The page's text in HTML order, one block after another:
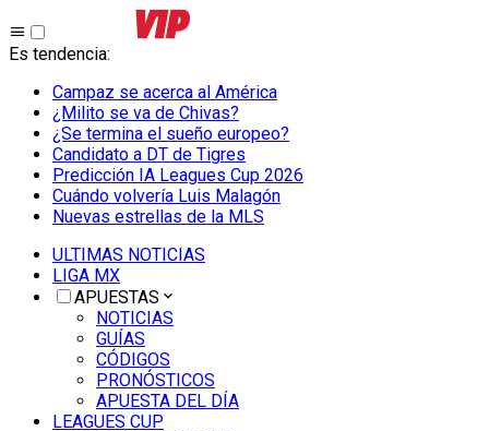
Es tendencia:
Campaz se acerca al América
¿Milito se va de Chivas?
¿Se termina el sueño europeo?
Candidato a DT de Tigres
Predicción IA Leagues Cup 2026
Cuándo volvería Luis Malagón
Nuevas estrellas de la MLS
ULTIMAS NOTICIAS
LIGA MX
APUESTAS
NOTICIAS
GUÍAS
CÓDIGOS
PRONÓSTICOS
APUESTA DEL DÍA
LEAGUES CUP